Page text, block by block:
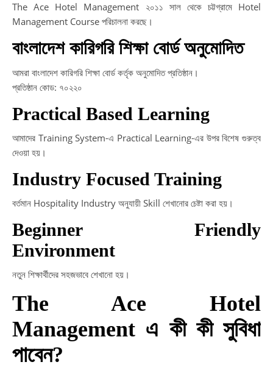
The Ace Hotel Management ২০১১ সাল থেকে চট্টগ্রামে Hotel
Management Course পরিচালনা করছে।
বাংলাদেশ কারিগরি শিক্ষা বোর্ড অনুমোদিত
আমরা বাংলাদেশ কারিগরি শিক্ষা বোর্ড কর্তৃক অনুমোদিত প্রতিষ্ঠান।
প্রতিষ্ঠান কোড: ৭০২২০
Practical Based Learning
আমাদের Training System-এ Practical Learning-এর উপর বিশেষ গুরুত্ব
দেওয়া হয়।
Industry Focused Training
বর্তমান Hospitality Industry অনুযায়ী Skill শেখানোর চেষ্টা করা হয়।
Beginner Friendly
Environment
নতুন শিক্ষার্থীদের সহজভাবে শেখানো হয়।
The Ace Hotel
Management এ কী কী সুবিধা
পাবেন?